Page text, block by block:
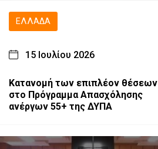
ΕΛΛΆΔΑ
15 Ιουλίου 2026
Κατανομή των επιπλέον θέσεων
στο Πρόγραμμα Απασχόλησης
ανέργων 55+ της ΔΥΠΑ